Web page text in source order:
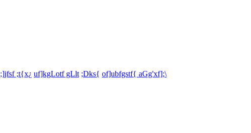
;]jfsf ;t{x¿ uf]kgLotf gLlt ;Dks{ of]ubfgstf{ aGg'xf];\